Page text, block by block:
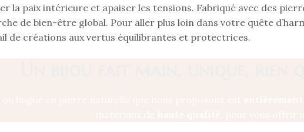
la paix intérieure et apaiser les tensions. Fabriqué avec des
de bien-être global. Pour aller plus loin dans votre quête
de créations aux vertus équilibrantes et protectrices.